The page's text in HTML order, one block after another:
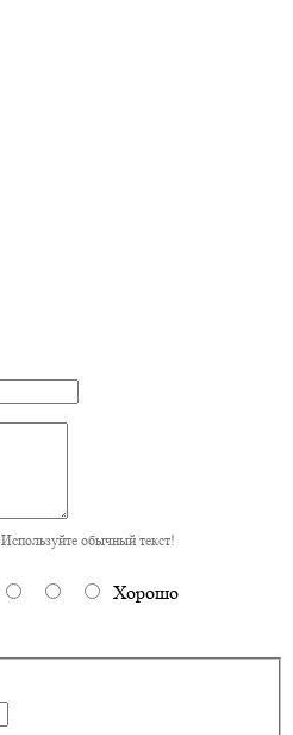
обычный текст!
Хорошо